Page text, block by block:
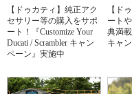
【ドゥカティ】純正アク
セサリー等の購入をサポ
ート！『Customize Your
Ducati / Scrambler キャン
ペーン』実施中
【ド
ート
典満
キャ